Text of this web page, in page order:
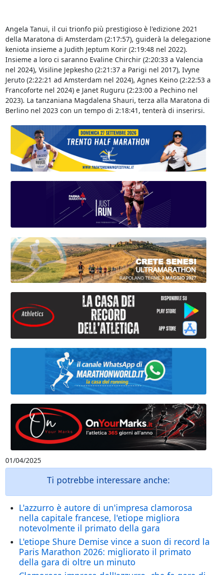
Angela Tanui, il cui trionfo più prestigioso è l'edizione 2021
della Maratona di Amsterdam (2:17:57), guiderà la delegazione
keniota insieme a Judith Jeptum Korir (2:19:48 nel 2022).
Insieme a loro ci saranno Evaline Chirchir (2:20:33 a Valencia
nel 2024), Visiline Jepkesho (2:21:37 a Parigi nel 2017), Ivyne
Jeruto (2:22:21 ad Amsterdam nel 2024), Agnes Keino (2:22:53 a
Francoforte nel 2024) e Janet Ruguru (2:23:00 a Pechino nel
2023). La tanzaniana Magdalena Shauri, terza alla Maratona di
Berlino nel 2023 con un tempo di 2:18:41, tenterà di inserirsi.
01/04/2025
Ti potrebbe interessare anche:
L'azzurro è autore di un'impresa clamorosa
nella capitale francese, l'etiope migliora
notevolmente il primato della gara
L'etiope Shure Demise vince a suon di record la
Paris Marathon 2026: migliorato il primato
della gara di oltre un minuto